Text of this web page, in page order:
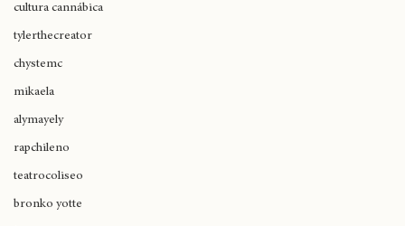
cultura cannábica
tylerthecreator
chystemc
mikaela
alymayely
rapchileno
teatrocoliseo